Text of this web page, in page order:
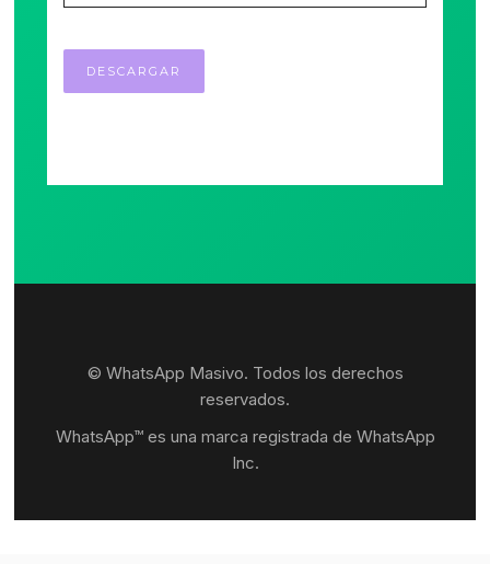
© WhatsApp Masivo. Todos los derechos
reservados.
WhatsApp™ es una marca registrada de WhatsApp
Inc.